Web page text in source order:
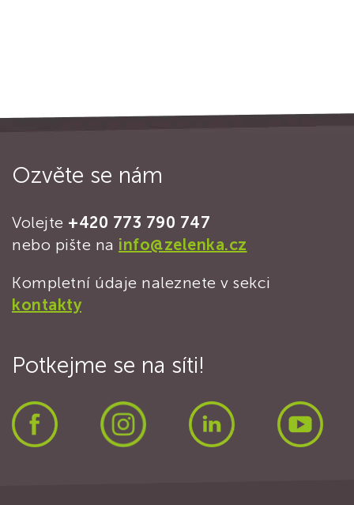
Ozvěte se nám
Volejte +420 773 790 747
nebo pište na info@zelenka.cz
Kompletní údaje naleznete v sekci
kontakty
Potkejme se na síti!